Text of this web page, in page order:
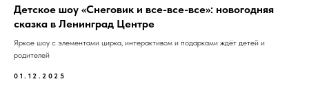
Детское шоу «Снеговик и все-все-все»: новогодняя
сказка в Ленинград Центре
Яркое шоу с элементами цирка, интерактивом и подарками ждёт детей и
родителей
01.12.2025